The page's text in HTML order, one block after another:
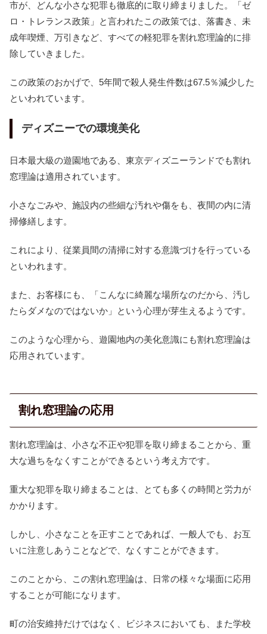
市が、どんな小さな犯罪も徹底的に取り締まりました。「ゼ
ロ・トレランス政策」と言われたこの政策では、落書き、未
成年喫煙、万引きなど、すべての軽犯罪を割れ窓理論的に排
除していきました。
この政策のおかげで、5年間で殺人発生件数は67.5％減少した
といわれています。
ディズニーでの環境美化
日本最大級の遊園地である、東京ディズニーランドでも割れ
窓理論は適用されています。
小さなごみや、施設内の些細な汚れや傷をも、夜間の内に清
掃修繕します。
これにより、従業員間の清掃に対する意識づけを行っている
といわれます。
また、お客様にも、「こんなに綺麗な場所なのだから、汚し
たらダメなのではないか」という心理が芽生えるようです。
このような心理から、遊園地内の美化意識にも割れ窓理論は
応用されています。
割れ窓理論の応用
割れ窓理論は、小さな不正や犯罪を取り締まることから、重
大な過ちをなくすことができるという考え方です。
重大な犯罪を取り締まることは、とても多くの時間と労力が
かかります。
しかし、小さなことを正すことであれば、一般人でも、お互
いに注意しあうことなどで、なくすことができます。
このことから、この割れ窓理論は、日常の様々な場面に応用
することが可能になります。
町の治安維持だけではなく、ビジネスにおいても、また学校